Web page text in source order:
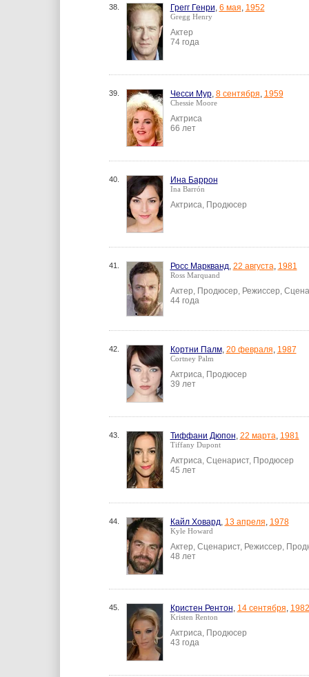
38. Грегг Генри, 6 мая, 1952
Gregg Henry
Актер
74 года
39. Чесси Мур, 8 сентября, 1959
Chessie Moore
Актриса
66 лет
40. Ина Баррон
Ina Barrón
Актриса, Продюсер
41. Росс Маркванд, 22 августа, 1981
Ross Marquand
Актер, Продюсер, Режиссер,
44 года
42. Кортни Палм, 20 февраля, 1987
Cortney Palm
Актриса, Продюсер
39 лет
43. Тиффани Дюпон, 22 марта, 1981
Tiffany Dupont
Актриса, Сценарист, Продюсер
45 лет
44. Кайл Ховард, 13 апреля, 1978
Kyle Howard
Актер, Сценарист, Режиссер,
48 лет
45. Кристен Рентон, 14 сентября, 1982
Kristen Renton
Актриса, Продюсер
43 года